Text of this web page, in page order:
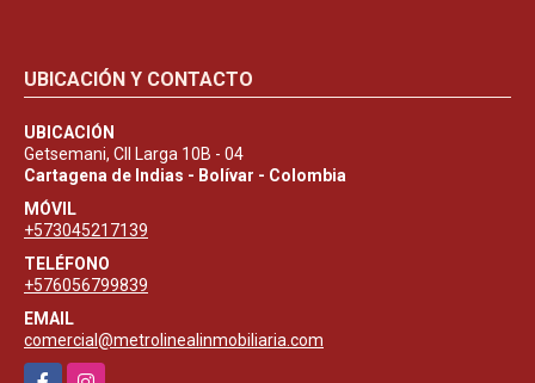
UBICACIÓN Y CONTACTO
UBICACIÓN
Getsemani, Cll Larga 10B - 04
Cartagena de Indias - Bolívar - Colombia
MÓVIL
+573045217139
TELÉFONO
+576056799839
EMAIL
comercial@metrolinealinmobiliaria.com
FacebookInstagram